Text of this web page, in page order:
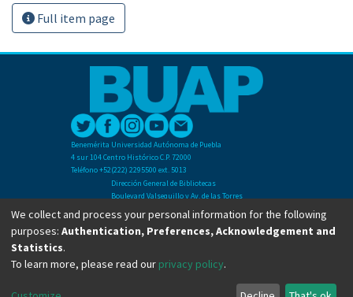
Full item page
Benemérita Universidad Autónoma de Puebla
4 sur 104 Centro Histórico C.P. 72000
Teléfono +52(222) 2295500 ext. 5013
Dirección General de Bibliotecas
Boulevard Valsequillo y Av. de las Torres
Ciudad Universitaria. Col. San Manuel
C.P. 72570
Teléfono +52 (222) 2295500 Ext 2901
Copyright © Dirección General de Bibliotecas - BUAP 2024. All right reserved.
We collect and process your personal information for the following
purposes: Authentication, Preferences, Acknowledgement and
Statistics.
To learn more, please read our privacy policy.